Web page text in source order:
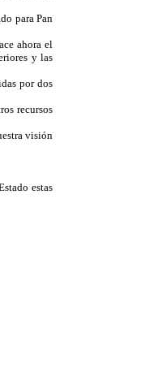
para Pan
ahora el
y las
por dos
recursos
visión
estas